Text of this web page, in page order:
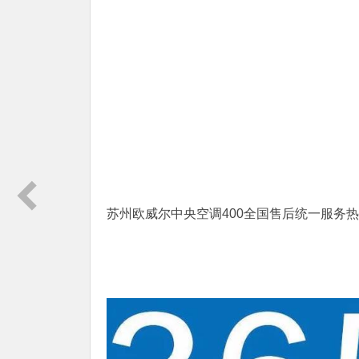
苏州欧威尔中央空调400全国售后统一服务